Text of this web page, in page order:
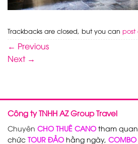
Trackbacks are closed, but you can post
← Previous
Next →
Công ty TNHH AZ Group Travel
Chuyên CHO THUÊ CANO tham quan
chức TOUR ĐẢO hằng ngày, COMBO